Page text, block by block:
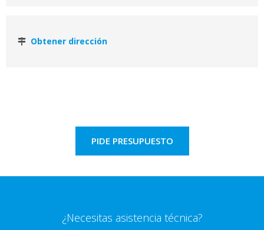
Obtener dirección
PIDE PRESUPUESTO
¿Necesitas asistencia técnica?